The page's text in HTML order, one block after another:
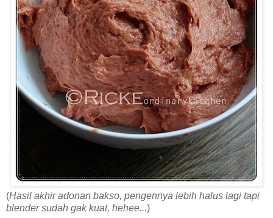
(Hasil akhir adonan bakso, pengennya lebih halus lagi tapi
blender sudah gak kuat, hehee...)